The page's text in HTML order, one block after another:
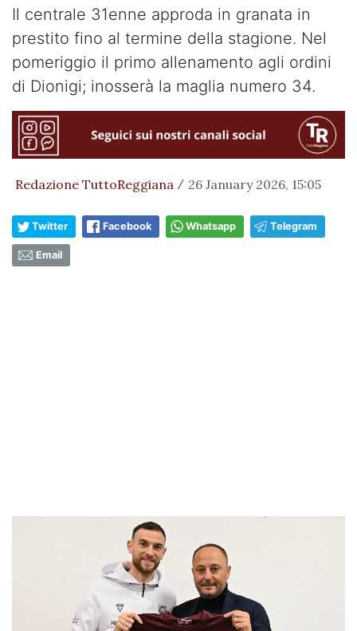
Il centrale 31enne approda in granata in
prestito fino al termine della stagione. Nel
pomeriggio il primo allenamento agli ordini
di Dionigi; inosserà la maglia numero 34.
Redazione TuttoReggiana / 26 January 2026, 15:05
Twitter Facebook Whatsapp Telegram
Email